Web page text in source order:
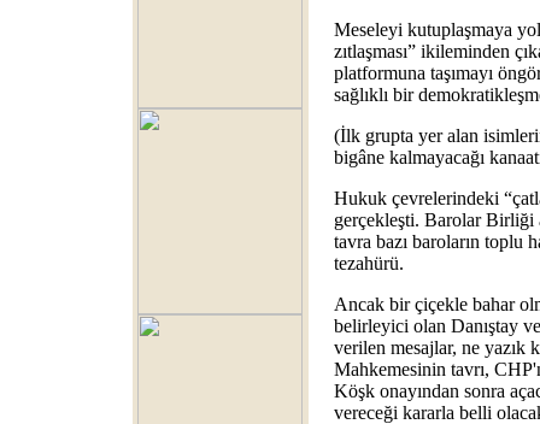
Meseleyi kutuplaşmaya
zıtlaşması” ikileminden
platformuna taşımayı
sağlıklı bir
(İlk grupta yer alan
bigâne kalmayacağı
Hukuk çevrelerindeki
gerçekleşti. Barolar Birliği
tavra bazı baroların toplu
tezahürü.
Ancak bir çiçekle bahar
belirleyici olan Danıştay
verilen mesajlar, ne yazık
Mahkemesinin tavrı,
Köşk onayından sonra
vereceği kararla belli